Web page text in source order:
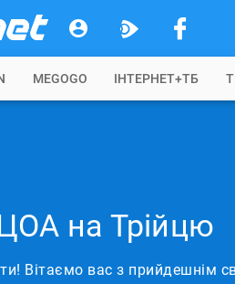
MEGOGO ІНТЕРНЕТ+ТБ
на Трійцю
Вітаємо вас з прийдешнім